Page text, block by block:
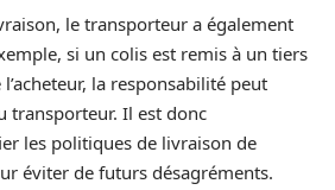
le transporteur a également
si un colis est remis à un tiers
la responsabilité peut
transporteur. Il est donc
les politiques de livraison de
éviter de futurs désagréments.